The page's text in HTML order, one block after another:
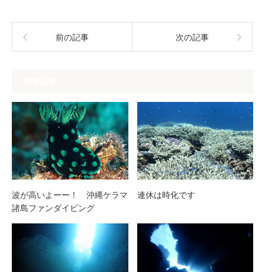
前の記事 次の記事
波が高いよーー！ 沖縄ケラマ
諸島ファンダイビング
連休は時化です